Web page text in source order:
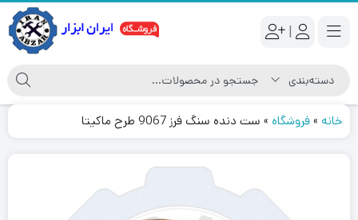
|
خانه »فروشگاه » ست دنده سنگ فرز 9067 طرح ماکیتا